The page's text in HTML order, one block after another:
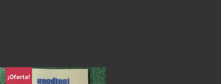
¡Oferta!